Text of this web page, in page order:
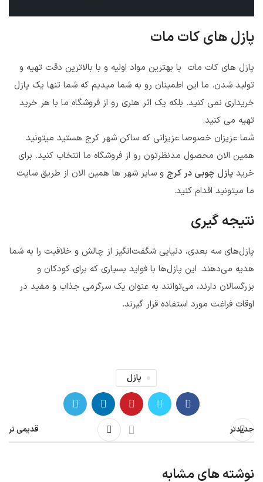
پازل های کات مات
پازل های کات مات با بهترین مواد اولیه و با بالاترین دقت تهیه و
تولید شدن. ما این اطمینان رو به شما میدیم که شما تنها یک پازل
خریداری نمی کنید. بلکه یک اثر هنری رو از فروشگاه ما با هر خرید
تهیه می کنید.
شما عزیزان خصوصا عزیزانی که ساکن شهر کرج هستید میتونید
همین الان محصول مدنظرتون رو از فروشگاه ما انتخاب کنید. برای
خرید پازل چوبی در کرج و سایر شهر ها همین الان از طریق سایت
ما میتونید اقدام کنید.
نتیجه گیری
پازل‌های سه بعدی، دنیایی شگفت‌انگیز از چالش و خلاقیت را به شما
هدیه می‌دهند. این پازل‌ها با فواید بسیاری که برای کودکان و
بزرگسالان دارند، می‌توانند به عنوان یک سرگرمی جذاب و مفید در
اوقات فراغت مورد استفاده قرار گیرند.
پازل
جدیدتر قدیمی تر
نوشته های مشابه